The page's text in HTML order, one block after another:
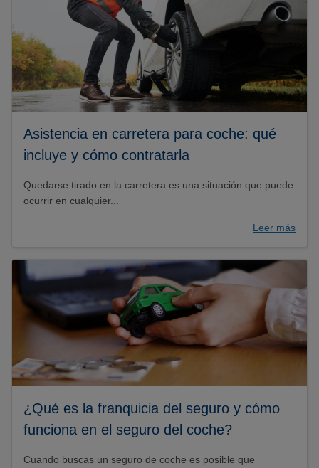
Asistencia en carretera para coche: qué
incluye y cómo contratarla
Quedarse tirado en la carretera es una situación que puede
ocurrir en cualquier...
Leer más
¿Qué es la franquicia del seguro y cómo
funciona en el seguro del coche?
Cuando buscas un seguro de coche es posible que